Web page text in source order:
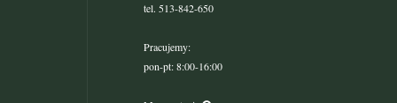
tel. 513-842-650
Pracujemy:
pon-pt: 8:00-16:00